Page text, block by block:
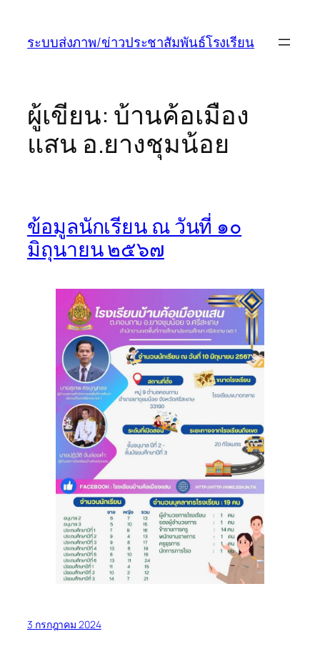
ระบบส่งภาพ/ข่าวประชาสัมพันธ์โรงเรียน
ผู้เขียน: บ้านค้อเมือง
แสน อ.ยางชุมน้อย
ข้อมูลนักเรียน ณ วันที่ ๑๐
มิถุนายน ๒๕๖๗
3 กรกฎาคม 2024